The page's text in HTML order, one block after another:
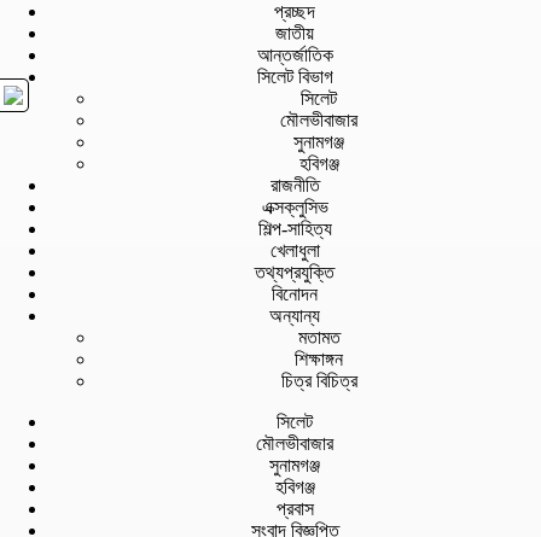
প্রচ্ছদ
জাতীয়
আন্তর্জাতিক
সিলেট বিভাগ
সিলেট
মৌলভীবাজার
সুনামগঞ্জ
হবিগঞ্জ
রাজনীতি
এক্সক্লুসিভ
শিল্প-সাহিত্য
খেলাধুলা
তথ্যপ্রযুক্তি
বিনোদন
অন্যান্য
মতামত
শিক্ষাঙ্গন
চিত্র বিচিত্র
সিলেট
মৌলভীবাজার
সুনামগঞ্জ
হবিগঞ্জ
প্রবাস
সংবাদ বিজ্ঞপ্তি